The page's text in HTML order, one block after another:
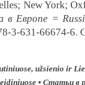
New York;
в Европе =
3-631-66674-6.
užsienio ir
• Статьи в